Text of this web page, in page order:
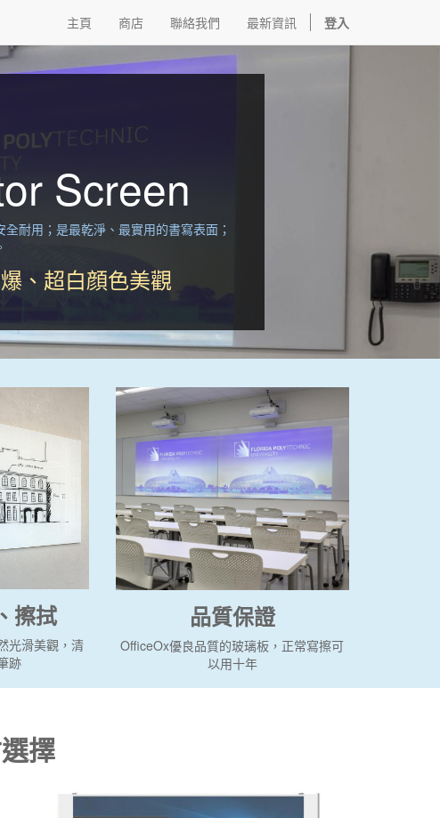
主頁 商店 聯絡我們 最新資訊 登入
Screen
耐用；是最乾淨、最實用的書寫表面；
、超白顔色美觀
擦拭
光滑美觀，清
跡
品質保證
OfficeOx優良品質的玻璃板，正常寫擦可
以用十年
擇